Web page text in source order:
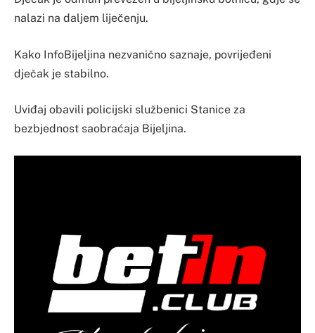
nalazi na daljem liječenju.
Kako InfoBijeljina nezvanično saznaje, povrijeđeni
dječak je stabilno.
Uviđaj obavili policijski službenici Stanice za
bezbjednost saobraćaja Bijeljina.